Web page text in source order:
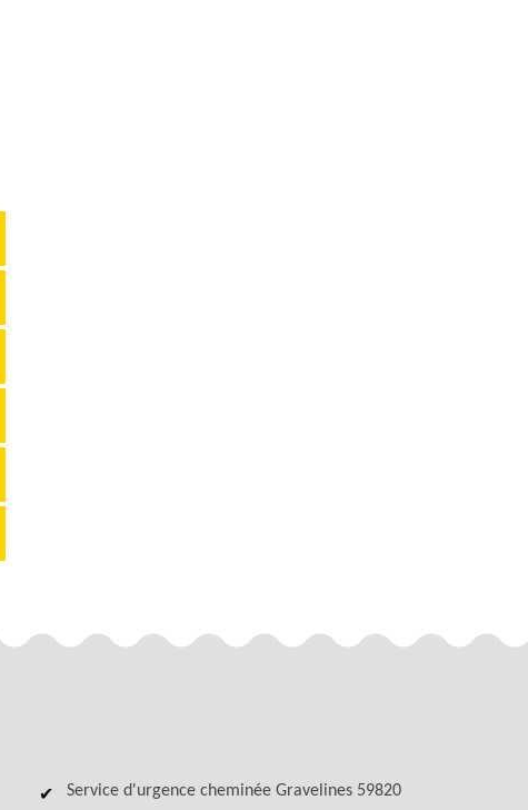
Service d'urgence cheminée Gravelines 59820